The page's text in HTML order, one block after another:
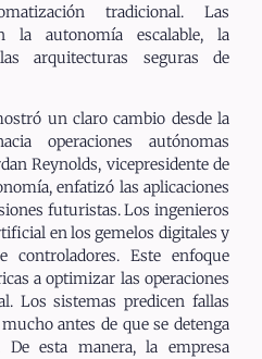
tradicional. Las
la autonomía escalable, la
arquitecturas seguras de
un claro cambio desde la
operaciones autónomas
Reynolds, vicepresidente de
enfatizó las aplicaciones
futuristas. Los ingenieros
en los gemelos digitales y
controladores. Este enfoque
a optimizar las operaciones
Los sistemas predicen fallas
antes de que se detenga
esta manera, la empresa